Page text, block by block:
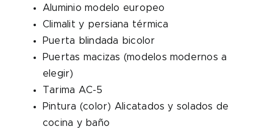
Aluminio modelo europeo
Climalit y persiana térmica
Puerta blindada bicolor
Puertas macizas (modelos modernos a
elegir)
Tarima AC-5
Pintura (color) Alicatados y solados de
cocina y baño